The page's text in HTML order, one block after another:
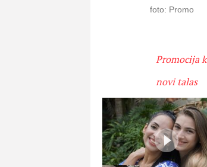
foto: Promo
Promocija
novi talas